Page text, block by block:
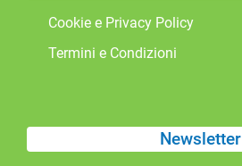
Cookie e Privacy Policy
Termini e Condizioni
Newsletter